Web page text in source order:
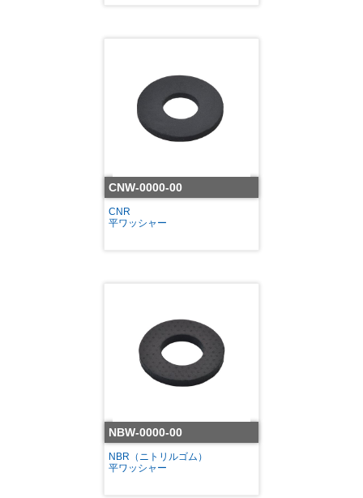
CNW-0000-00
CNR
平ワッシャー
NBW-0000-00
NBR（ニトリルゴム）
平ワッシャー